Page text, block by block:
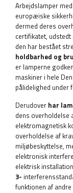
Arbejdslamper med
europæiske
dermed deres
certifikatet,
den har bestået
holdbarhed og
er lamperne
maskiner i hele
pålidelighed
Derudover har
dens overholdelse
elektromagnetisk
overholdelse af
miljøbeskyttelse,
elektronisk
elektrisk
3-
funktionen af